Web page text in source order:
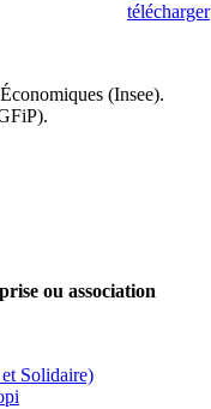
télécharger
(Insee).
.
ou association
Solidaire)